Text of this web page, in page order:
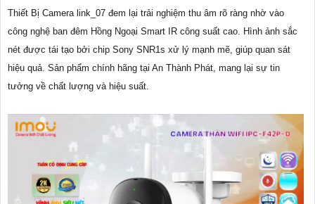
Thiết Bị Camera link_07 đem lại trải nghiệm thu âm rõ ràng nhờ vào
công nghệ ban đêm Hồng Ngoại Smart IR công suất cao. Hình ảnh sắc
nét được tái tạo bởi chip Sony SNR1s xử lý mạnh mẽ, giúp quan sát
hiệu quả. Sản phẩm chính hãng tại An Thành Phát, mang lại sự tin
tưởng về chất lượng và hiệu suất.